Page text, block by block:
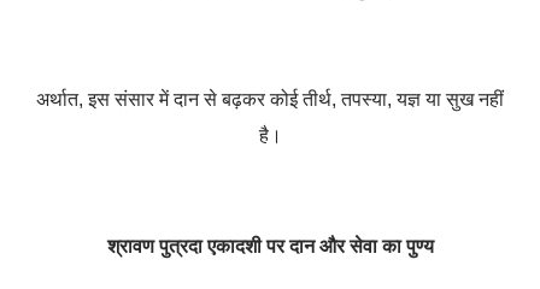
अर्थात, इस संसार में दान से बढ़कर कोई तीर्थ, तपस्या, यज्ञ या सुख नहीं
है।
श्रावण पुत्रदा एकादशी पर दान और सेवा का पुण्य